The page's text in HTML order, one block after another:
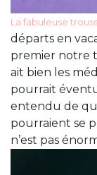
La fabuleuse
départs en
premier notre
ait bien les
pourrait
entendu de
pourraient se
n’est pas